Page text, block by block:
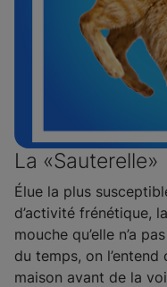
La «Sauterelle»
Élue la plus
d’activité frénétique,
mouche qu’elle n’a
du temps, on
maison avant de la